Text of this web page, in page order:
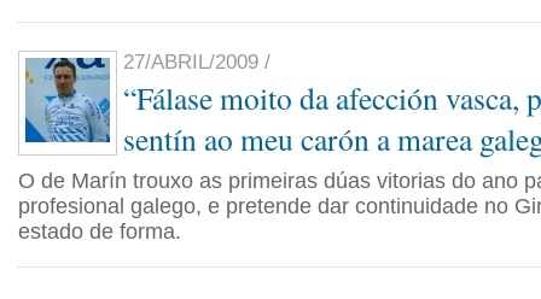
27/ABRIL/2009 /
“Fálase moito da afección vasca,
sentín ao meu carón a marea
O de Marín trouxo as primeiras dúas vitorias do ano
profesional galego, e pretende dar continuidade no
estado de forma.